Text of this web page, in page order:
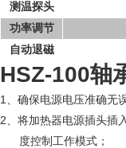
测温探头
功率调节
自动退磁
HSZ-100轴
1、确保电源电压准确无
2、将加热器电源插头插
度控制工作模式；